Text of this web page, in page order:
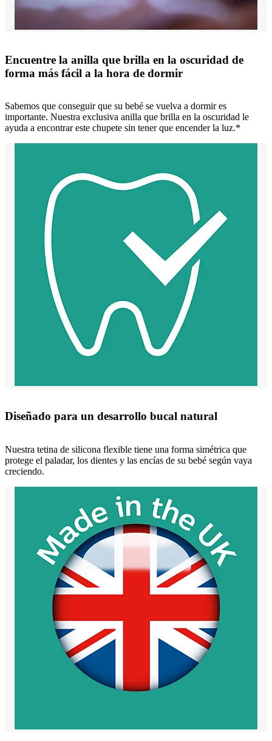
Encuentre la anilla que brilla en la oscuridad de
forma más fácil a la hora de dormir
Sabemos que conseguir que su bebé se vuelva a dormir es
importante. Nuestra exclusiva anilla que brilla en la oscuridad le
ayuda a encontrar este chupete sin tener que encender la luz.*
Diseñado para un desarrollo bucal natural
Nuestra tetina de silicona flexible tiene una forma simétrica que
protege el paladar, los dientes y las encías de su bebé según vaya
creciendo.